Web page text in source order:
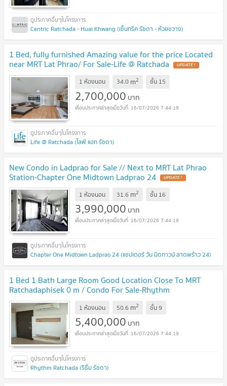
Centric Ratchada - Huai Khwang (เซ็นทริค รัชดา - ห้วยขวาง)
1 Bed, fully furnished Amazing value for the price Located
near MRT Lat Phrao/ For Sale-Life @ Ratchada UPDATE !
1 ห้องนอน 34.0 m2 ชั้น 15
2,700,000 บาท
16/07/2026 7:44:19
Life @ Ratchada (ไลฟ์ แอท รัชดา)
New Condo in Ladprao for Sale // Next to MRT Lat Phrao
Station-Chapter One Midtown Ladprao 24 UPDATE !
1 ห้องนอน 31.6 m2 ชั้น 16
3,990,000 บาท
16/07/2026 7:44:19
Chapter One Midtown Ladprao 24 (แชปเตอร์ วัน มิดทาวน์ ลาดพร้าว 24)
1 Bed 1 Bath Large Room Good Location Close To MRT
Ratchadaphisek 0 m / Condo For Sale-Rhythm
Ratchada UPDATE !
1 ห้องนอน 50.6 m2 ชั้น9
5,400,000 บาท
16/07/2026 7:44:19
Rhythm Ratchada (ริธึ่ม รัชดา)